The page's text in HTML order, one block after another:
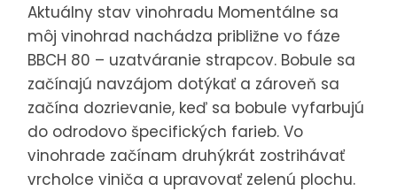
Aktuálny stav vinohradu Momentálne sa
môj vinohrad nachádza približne vo fáze
BBCH 80 – uzatváranie strapcov. Bobule sa
začínajú navzájom dotýkať a zároveň sa
začína dozrievanie, keď sa bobule vyfarbujú
do odrodovo špecifických farieb. Vo
vinohrade začínam druhýkrát zostrihávať
vrcholce viniča a upravovať zelenú plochu.